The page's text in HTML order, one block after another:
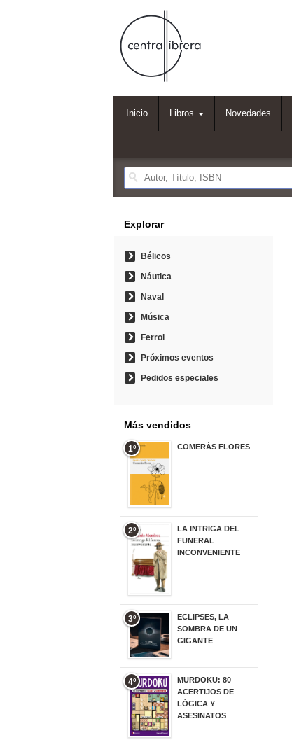
Inicio Libros Novedades
Explorar
Bélicos
Náutica
Naval
Música
Ferrol
Próximos eventos
Pedidos especiales
Más vendidos
1º COMERÁS FLORES
2º
LA INTRIGA DEL
FUNERAL
INCONVENIENTE
3º
ECLIPSES, LA
SOMBRA DE UN
GIGANTE
4º
MURDOKU: 80
ACERTIJOS DE
LÓGICA Y
ASESINATOS